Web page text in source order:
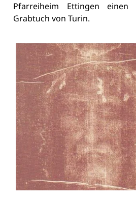
Pfarreiheim Ettingen
Grabtuch von Turin.